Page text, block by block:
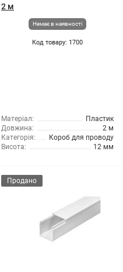
2 м
Немає в наявності
Код товару: 1700
Матеріал:
Пластик
Довжина:
2 м
Категорія:
Короб для проводу
Висота:
12 мм
Продано